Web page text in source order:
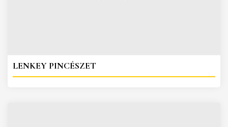
LENKEY PINCÉSZET